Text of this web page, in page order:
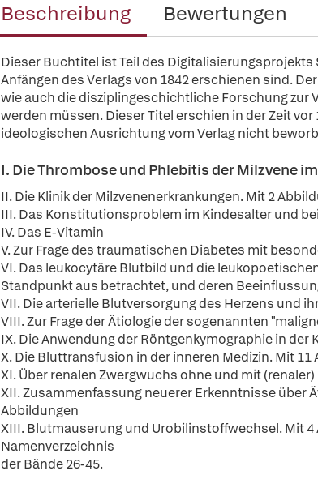
Beschreibung Bewertungen
Dieser Buchtitel ist Teil des
Anfängen des Verlags von 1842 erschienen sind.
wie auch die disziplingeschichtliche Forschung
werden müssen. Dieser Titel erschien in der Zeit
ideologischen Ausrichtung vom Verlag nicht
I. Die Thrombose und Phlebitis der Milzvene
II. Die Klinik der Milzvenenerkrankungen. Mit 2
III. Das Konstitutionsproblem im Kindesalter und
IV. Das E-Vitamin
V. Zur Frage des traumatischen Diabetes mit
VI. Das leukocytäre Blutbild und die
Standpunkt aus betrachtet, und deren
VII. Die arterielle Blutversorgung des Herzens und
VIII. Zur Frage der Ätiologie der sogenannten
IX. Die Anwendung der Röntgenkymographie in
X. Die Bluttransfusion in der inneren Medizin. Mit 11
XI. Über renalen Zwergwuchs ohne und mit
XII. Zusammenfassung neuerer Erkenntnisse über
Abbildungen
XIII. Blutmauserung und Urobilinstoffwechsel. Mit 4
Namenverzeichnis
der Bände 26-45.